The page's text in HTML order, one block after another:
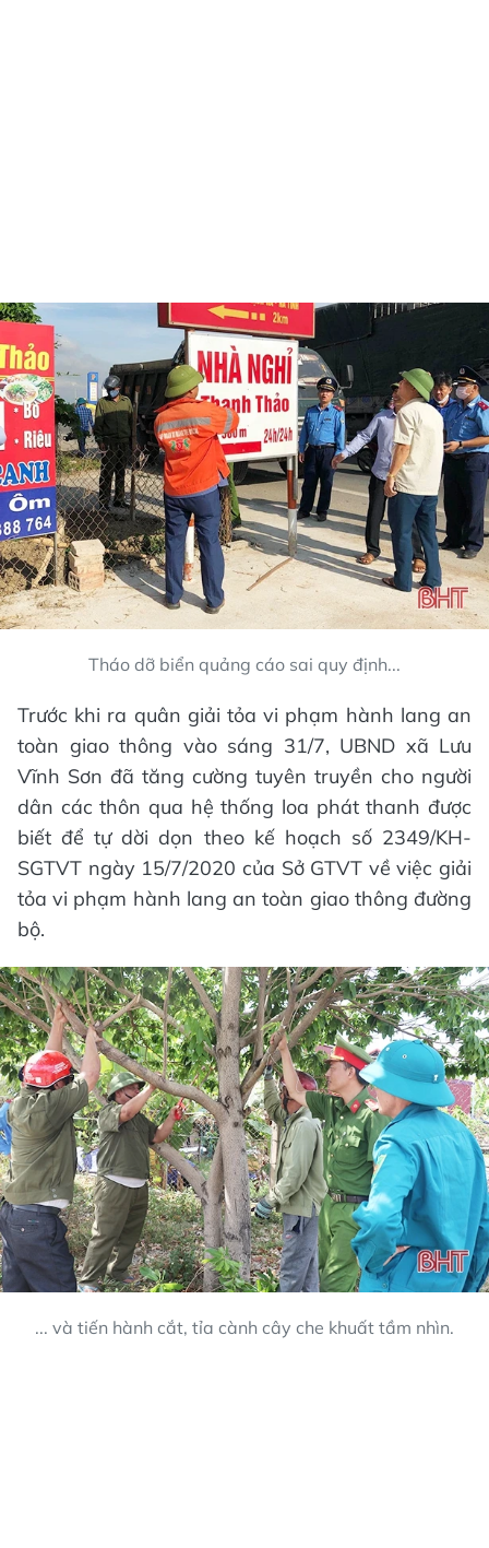
Tháo dỡ biển quảng cáo sai quy định...
Trước khi ra quân giải tỏa vi phạm hành lang an
toàn giao thông vào sáng 31/7, UBND xã Lưu
Vĩnh Sơn đã tăng cường tuyên truyền cho người
dân các thôn qua hệ thống loa phát thanh được
biết để tự dời dọn theo kế hoạch số 2349/KH-
SGTVT ngày 15/7/2020 của Sở GTVT về việc giải
tỏa vi phạm hành lang an toàn giao thông đường
bộ.
... và tiến hành cắt, tỉa cành cây che khuất tầm nhìn.